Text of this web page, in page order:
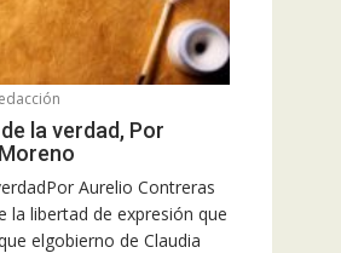
la verdad, Por
Aurelio Contreras
la libertad de expresión que
elgobierno de Claudia